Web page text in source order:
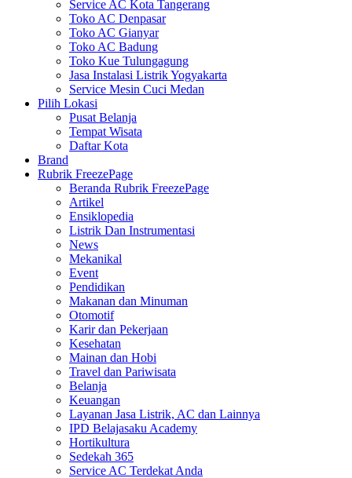
Service AC Kota Tangerang
Toko AC Denpasar
Toko AC Gianyar
Toko AC Badung
Toko Kue Tulungagung
Jasa Instalasi Listrik Yogyakarta
Service Mesin Cuci Medan
Pilih Lokasi
Pusat Belanja
Tempat Wisata
Daftar Kota
Brand
Rubrik FreezePage
Beranda Rubrik FreezePage
Artikel
Ensiklopedia
Listrik Dan Instrumentasi
News
Mekanikal
Event
Pendidikan
Makanan dan Minuman
Otomotif
Karir dan Pekerjaan
Kesehatan
Mainan dan Hobi
Travel dan Pariwisata
Belanja
Keuangan
Layanan Jasa Listrik, AC dan Lainnya
IPD Belajasaku Academy
Hortikultura
Sedekah 365
Service AC Terdekat Anda